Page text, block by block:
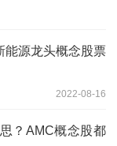
能源龙头概念股票
2022-08-16
？AMC概念股都